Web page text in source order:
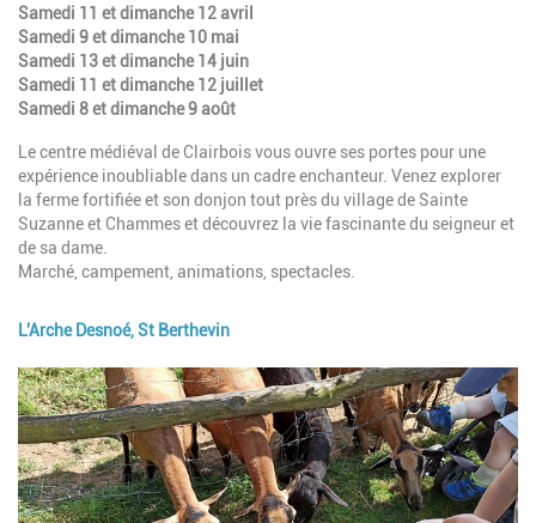
Samedi 11 et dimanche 12 avril
Samedi 9 et dimanche 10 mai
Samedi 13 et dimanche 14 juin
Samedi 11 et dimanche 12 juillet
Samedi 8 et dimanche 9 août
Le centre médiéval de Clairbois vous ouvre ses portes pour une
expérience inoubliable dans un cadre enchanteur. Venez explorer
la ferme fortifiée et son donjon tout près du village de Sainte
Suzanne et Chammes et découvrez la vie fascinante du seigneur et
de sa dame.
Marché, campement, animations, spectacles.
L'Arche Desnoé, St Berthevin
Image